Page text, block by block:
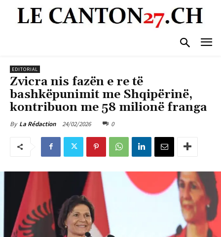
EDITORIAL
Zvicra nis fazën e re të
bashkëpunimit me Shqipërinë,
kontribuon me 58 milionë franga
By La Rédaction 24/02/2026 0